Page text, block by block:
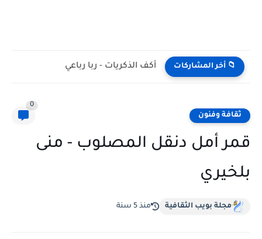
📁 أخر المشاركات أكف الذكريات - ربا رباعي
ثقافة وفنون
0
قمر أمل دنقل المصلوب - منى
بلخيري
مجلة بويب الثقافية منذ 5 سنة